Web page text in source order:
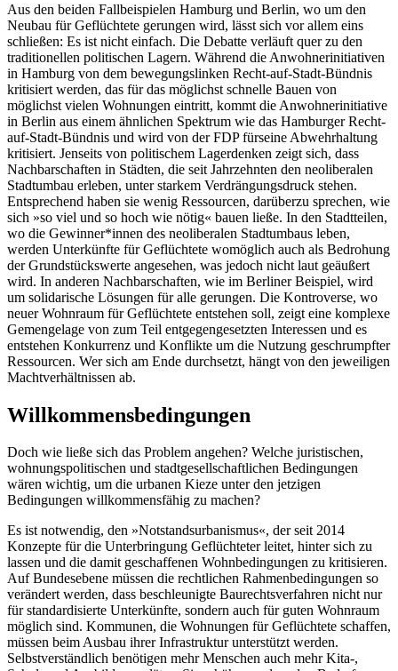
Aus den beiden Fallbeispielen Hamburg und Berlin, wo um den
Neubau für Geflüchtete gerungen wird, lässt sich vor allem eins
schließen: Es ist nicht einfach. Die Debatte verläuft quer zu den
traditionellen politischen Lagern. Während die Anwohnerinitiativen
in Hamburg von dem bewegungslinken Recht-auf-Stadt-Bündnis
kritisiert werden, das für das möglichst schnelle Bauen von
möglichst vielen Wohnungen eintritt, kommt die Anwohnerinitiative
in Berlin aus einem ähnlichen Spektrum wie das Hamburger Recht-
auf-Stadt-Bündnis und wird von der FDP fürseine Abwehrhaltung
kritisiert. Jenseits von politischem Lagerdenken zeigt sich, dass
Nachbarschaften in Städten, die seit Jahrzehnten den neoliberalen
Stadtumbau erleben, unter starkem Verdrängungsdruck stehen.
Entsprechend haben sie wenig Ressourcen, darüberzu sprechen, wie
sich »so viel und so hoch wie nötig« bauen ließe. In den Stadtteilen,
wo die Gewinner*innen des neoliberalen Stadtumbaus leben,
werden Unterkünfte für Geflüchtete womöglich auch als Bedrohung
der Grundstückswerte angesehen, was jedoch nicht laut geäußert
wird. In anderen Nachbarschaften, wie im Berliner Beispiel, wird
um solidarische Lösungen für alle gerungen. Die Kontroverse, wo
neuer Wohnraum für Geflüchtete entstehen soll, zeigt eine komplexe
Gemengelage von zum Teil entgegengesetzten Interessen und es
entstehen Konkurrenz und Konflikte um die Nutzung geschrumpfter
Ressourcen. Wer sich am Ende durchsetzt, hängt von den jeweiligen
Machtverhältnissen ab.
Willkommensbedingungen
Doch wie ließe sich das Problem angehen? Welche juristischen,
wohnungspolitischen und stadtgesellschaftlichen Bedingungen
wären wichtig, um die urbanen Kieze unter den jetzigen
Bedingungen willkommensfähig zu machen?
Es ist notwendig, den »Notstandsurbanismus«, der seit 2014
Konzepte für die Unterbringung Geflüchteter leitet, hinter sich zu
lassen und die damit geschaffenen Wohnbedingungen zu kritisieren.
Auf Bundesebene müssen die rechtlichen Rahmenbedingungen so
verändert werden, dass beschleunigte Baurechtsverfahren nicht nur
für standardisierte Unterkünfte, sondern auch für guten Wohnraum
möglich sind. Kommunen, die Wohnungen für Geflüchtete schaffen,
müssen beim Ausbau ihrer Infrastruktur unterstützt werden.
Selbstverständlich benötigen mehr Menschen auch mehr Kita-,